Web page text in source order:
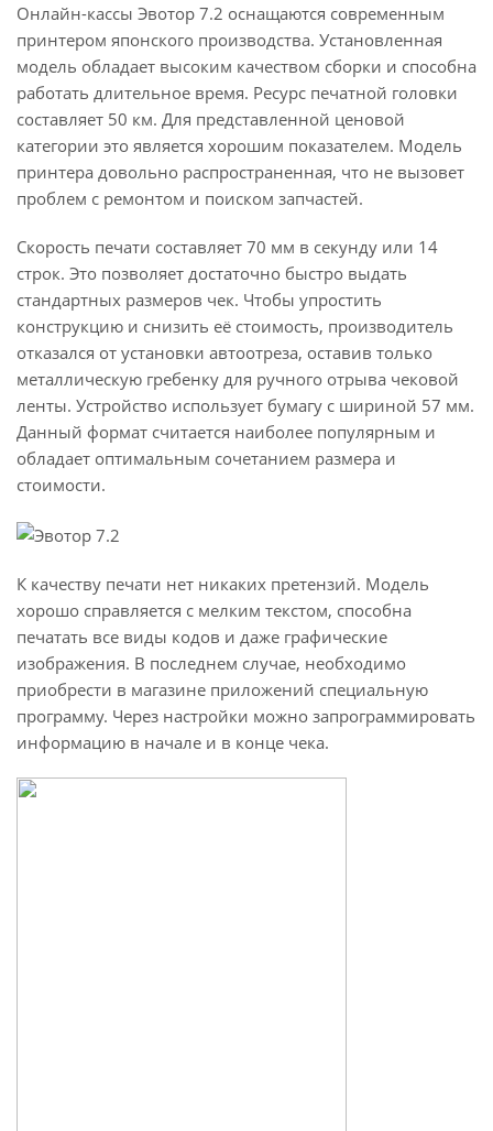
Онлайн-кассы Эвотор 7.2 оснащаются современным
принтером японского производства. Установленная
модель обладает высоким качеством сборки и способна
работать длительное время. Ресурс печатной головки
составляет 50 км. Для представленной ценовой
категории это является хорошим показателем. Модель
принтера довольно распространенная, что не вызовет
проблем с ремонтом и поиском запчастей.
Скорость печати составляет 70 мм в секунду или 14
строк. Это позволяет достаточно быстро выдать
стандартных размеров чек. Чтобы упростить
конструкцию и снизить её стоимость, производитель
отказался от установки автоотреза, оставив только
металлическую гребенку для ручного отрыва чековой
ленты. Устройство использует бумагу с шириной 57 мм.
Данный формат считается наиболее популярным и
обладает оптимальным сочетанием размера и
стоимости.
К качеству печати нет никаких претензий. Модель
хорошо справляется с мелким текстом, способна
печатать все виды кодов и даже графические
изображения. В последнем случае, необходимо
приобрести в магазине приложений специальную
программу. Через настройки можно запрограммировать
информацию в начале и в конце чека.